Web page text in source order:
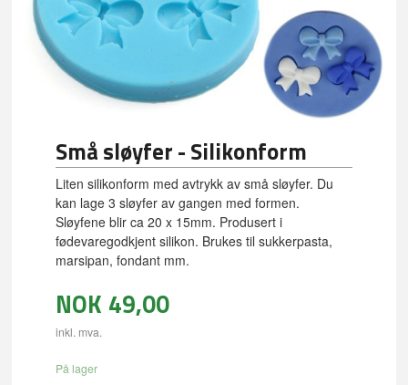
Små sløyfer - Silikonform
Liten silikonform med avtrykk av små sløyfer. Du
kan lage 3 sløyfer av gangen med formen.
Sløyfene blir ca 20 x 15mm. Produsert i
fødevaregodkjent silikon. Brukes til sukkerpasta,
marsipan, fondant mm.
NOK 49,00
inkl. mva.
På lager